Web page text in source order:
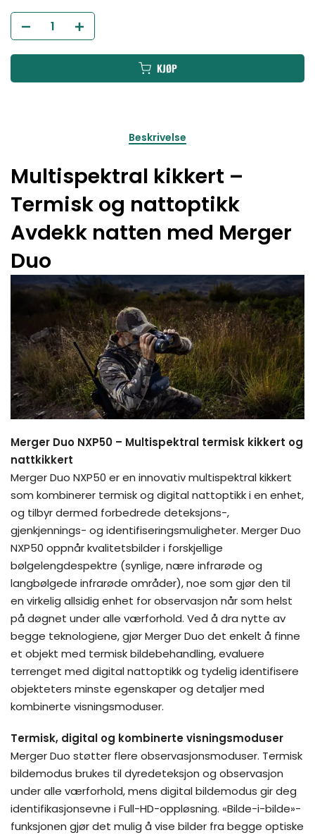
KJØP
Beskrivelse
Multispektral kikkert –
Termisk og nattoptikk
Avdekk natten med Merger
Duo
Merger Duo NXP50 – Multispektral termisk kikkert og
nattkikkert
Merger Duo NXP50 er en innovativ multispektral kikkert
som kombinerer termisk og digital nattoptikk i en enhet,
og tilbyr dermed forbedrede deteksjons-,
gjenkjennings- og identifiseringsmuligheter. Merger Duo
NXP50 oppnår kvalitetsbilder i forskjellige
bølgelengdespektre (synlige, nære infrarøde og
langbølgede infrarøde områder), noe som gjør den til
en virkelig allsidig enhet for observasjon når som helst
på døgnet under alle værforhold. Ved å dra nytte av
begge teknologiene, gjør Merger Duo det enkelt å finne
et objekt med termisk bildebehandling, evaluere
terrenget med digital nattoptikk og tydelig identifisere
objekteters minste egenskaper og detaljer med
kombinerte visningsmoduser.
Termisk, digital og kombinerte visningsmoduser
Merger Duo støtter flere observasjonsmoduser. Termisk
bildemodus brukes til dyredeteksjon og observasjon
under alle værforhold, mens digital bildemodus gir deg
identifikasjonsevne i Full-HD-oppløsning. «Bilde-i-bilde»-
funksjonen gjør det mulig å vise bilder fra begge optiske